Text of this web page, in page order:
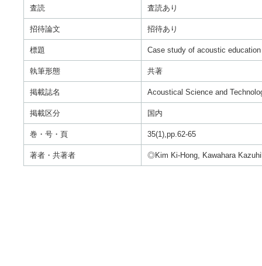
査読 査読あり
招待論文 招待あり
標題 Case study of acoustic
執筆形態 共著
掲載誌名 Acoustical Science and
掲載区分 国内
巻・号・頁 35(1),pp.62-65
著者・共著者 ◎Kim Ki-Hong, Kawahara